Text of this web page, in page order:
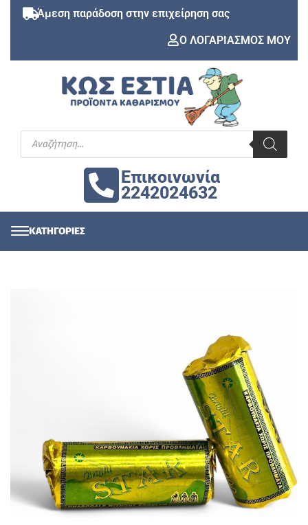
Άμεση παράδοση στην επιχείρηση σας
Ο ΛΟΓΑΡΙΑΣΜΟΣ ΜΟΥ
Επικοινωνία
2242024632